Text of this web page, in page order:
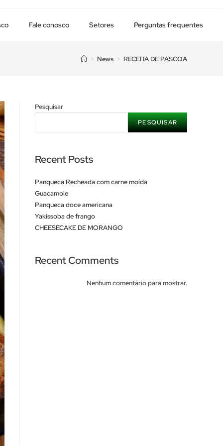
Fale conosco Setores Perguntas frequentes
> News > RECEITA DE PASCOA
Pesquisar
PESQUISAR
Recent Posts
Panqueca Recheada com carne moída
Guacamole
Panqueca doce americana
Yakissoba de frango
CHEESECAKE DE MORANGO
Recent Comments
Nenhum comentário para mostrar.